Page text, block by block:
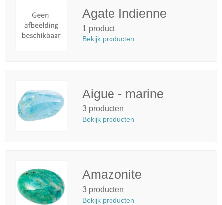
Agate Indienne
1 product
Bekijk producten
Aigue - marine
3 producten
Bekijk producten
Amazonite
3 producten
Bekijk producten